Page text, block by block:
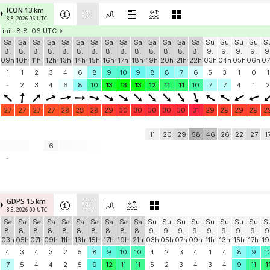
ICON 13 km
8.8. 2026 06 UTC
init: 8.8. 06 UTC
Sa
8.
09h
Sa
8.
10h
Sa
8.
11h
Sa
8.
12h
Sa
8.
13h
Sa
8.
14h
Sa
8.
15h
Sa
8.
16h
Sa
8.
17h
Sa
8.
18h
Sa
8.
19h
Sa
8.
20h
Sa
8.
21h
Sa
8.
22h
Su
9.
03h
Su
9.
04h
Su
9.
05h
Su
9.
06h
1
1 2 3 4 6 8 9 10 9 8 8 7 6 5 3 1 0
1
-
2 3 4 6 8 10 13 13 13 12 11 11 10 7 7 4 1 2
27 27 27 27 28 28 28 29 30 30 30 30 30 31 29 29 29 29
6
11 20 29 58 46 26 22 27
-
GDPS 15 km
8.8. 2026 00 UTC
Sa
8.
03h
Sa
8.
05h
Sa
8.
07h
Sa
8.
09h
Sa
8.
11h
Sa
8.
13h
Sa
8.
15h
Sa
8.
17h
Sa
8.
19h
Sa
8.
21h
Su
9.
03h
Su
9.
05h
Su
9.
07h
Su
9.
09h
Su
9.
11h
Su
9.
13h
Su
9.
15h
Su
9.
17h
4
3 4 3 2 5 8 9 10 10 4 2 3 4 1 4 8 9
7
5 4 4 2 5 9 12 11 11 5 2 3 4 3 4 9 11